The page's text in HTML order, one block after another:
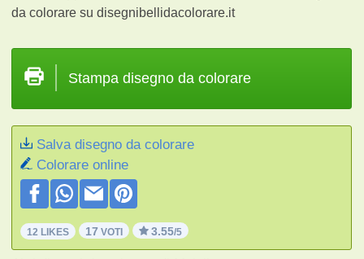
da colorare su disegnibellidacolorare.it
Stampa disegno da colorare
Salva disegno da colorare
Colorare online
12 LIKES 17 VOTI 3.55/5